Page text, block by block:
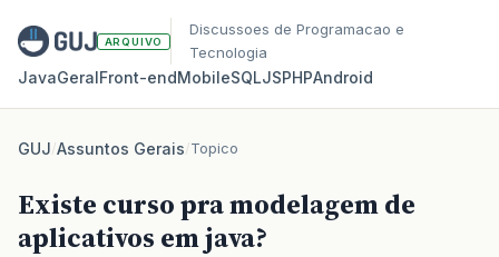
ARQUIVO
Discussoes de Programacao e
Tecnologia
JavaGeralFront‑endMobileSQLJSPHPAndroid
GUJ/Assuntos Gerais/Topico
Existe curso pra modelagem de
aplicativos em java?